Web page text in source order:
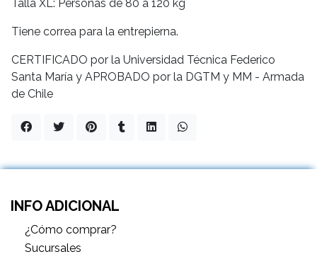
Talla XL: Personas de 80 a 120 kg
Tiene correa para la entrepierna.
CERTIFICADO por la Universidad Técnica Federico
Santa María y APROBADO por la DGTM y MM - Armada
de Chile
INFO ADICIONAL
¿Cómo comprar?
Sucursales